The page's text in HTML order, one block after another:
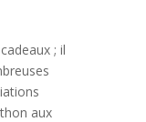
; il
aux